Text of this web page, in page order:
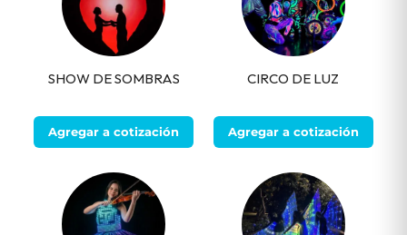
SHOW DE SOMBRAS
Agregar a cotización
CIRCO DE LUZ
Agregar a cotización